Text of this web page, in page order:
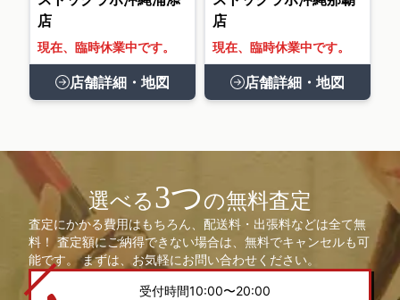
店
現在、臨時休業中です。
店舗詳細・地図
店
現在、臨時休業中です。
店舗詳細・地図
選べる3つの無料査定
査定にかかる費用はもちろん、配送料・出張料などは全て無
料！ 査定額にご納得できない場合は、無料でキャンセルも可
能です。 まずは、お気軽にお問い合わせください。
受付時間10:00〜20:00